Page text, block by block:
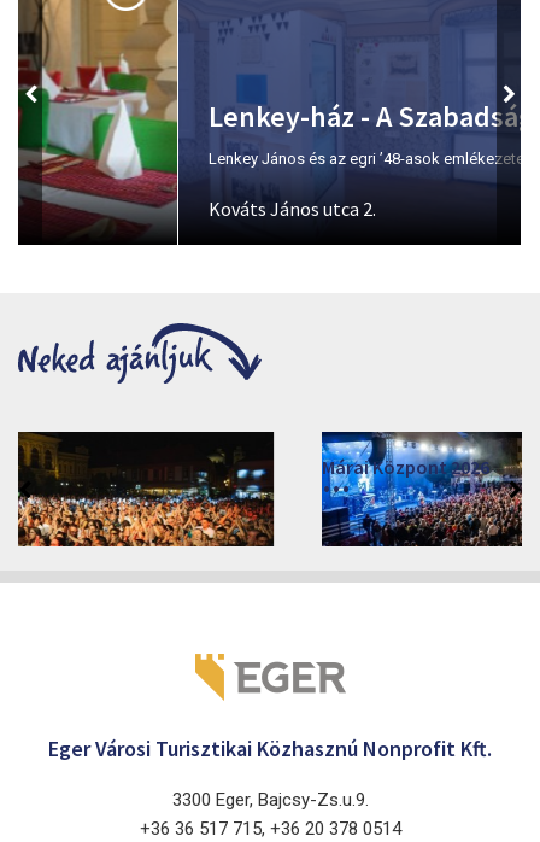
Lenkey-ház - A Szabadság Háza
Lenkey János és az egri ’48-asok emlékezete.
Kováts János utca 2.
Márai Központ 2026
2026. június 19. - 2026. augusztus 28.
Márai Központ, Eger 3300, Szépasszony-völgy 35.
Eger Városi Turisztikai Közhasznú Nonprofit Kft.
3300 Eger, Bajcsy-Zs.u.9.
+36 36 517 715, +36 20 378 0514